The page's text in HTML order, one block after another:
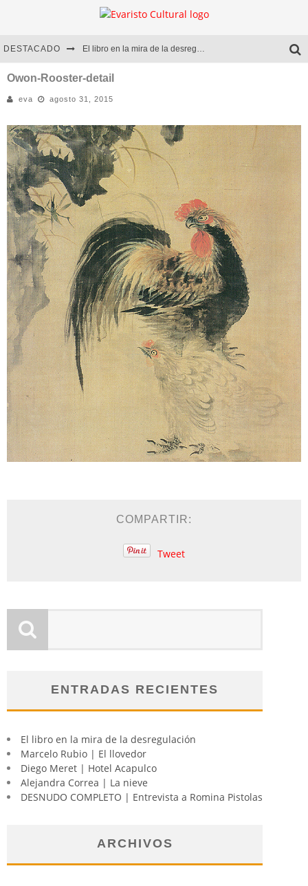
DESTACADO El libro en la mira de la desregulación
Marcelo Rubio | El llovedor
Diego Meret | Hotel Acapulco
Alejandra Correa | La nieve
Owon-Rooster-detail
eva agosto 31, 2015
COMPARTIR:
Tweet
ENTRADAS RECIENTES
El libro en la mira de la desregulación
Marcelo Rubio | El llovedor
Diego Meret | Hotel Acapulco
Alejandra Correa | La nieve
DESNUDO COMPLETO | Entrevista a Romina Pistolas
ARCHIVOS